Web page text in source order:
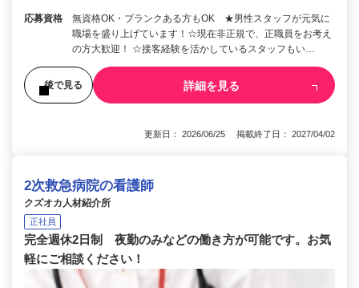
応募資格
無資格OK・ブランクある方もOK ★男性スタッフが元気に
職場を盛り上げています！☆現在非正規で、正職員をお考え
の方大歓迎！ ☆接客経験を活かしているスタッフもい…
後で見る 詳細を見る
更新日： 2026/06/25 掲載終了日： 2027/04/02
2次救急病院の看護師
クズオカ人材紹介所
正社員
完全週休2日制 夜勤のみなどの働き方が可能です。お気
軽にご相談ください！